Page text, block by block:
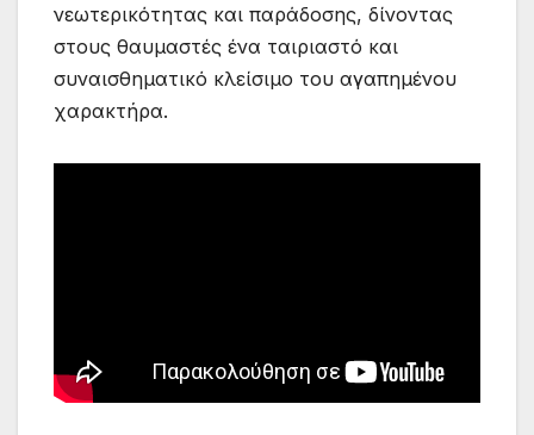
νεωτερικότητας και παράδοσης, δίνοντας
στους θαυμαστές ένα ταιριαστό και
συναισθηματικό κλείσιμο του αγαπημένου
χαρακτήρα.